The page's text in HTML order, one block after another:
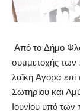
Από το Δήμο
συμμετοχής των
λαϊκή Αγορά
Σωτηρίου και
Ιουνίου υπό